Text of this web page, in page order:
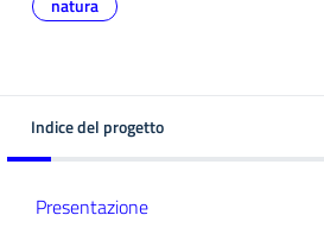
natura
Indice del progetto
Presentazione